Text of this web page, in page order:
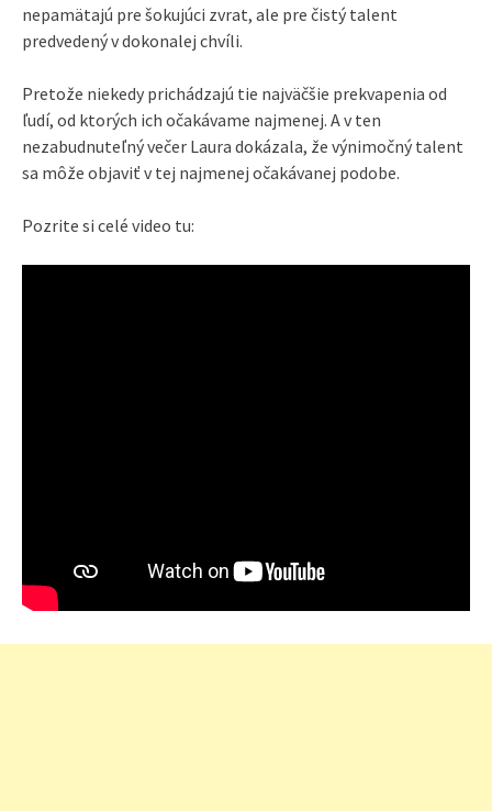
nepamätajú pre šokujúci zvrat, ale pre čistý talent
predvedený v dokonalej chvíli.
Pretože niekedy prichádzajú tie najväčšie prekvapenia od
ľudí, od ktorých ich očakávame najmenej. A v ten
nezabudnuteľný večer Laura dokázala, že výnimočný talent
sa môže objaviť v tej najmenej očakávanej podobe.
Pozrite si celé video tu: